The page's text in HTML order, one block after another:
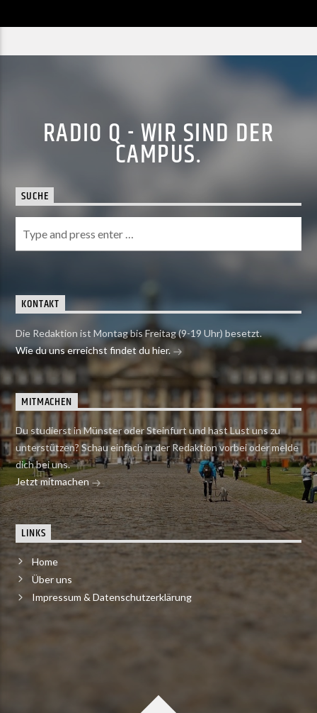
RADIO Q - WIR SIND DER
CAMPUS.
SUCHE
KONTAKT
Die Redaktion ist Montag bis Freitag (9-19 Uhr) besetzt.
Wie du uns erreichst findet du hier.
MITMACHEN
Du studierst in Münster oder Steinfurt und hast Lust uns zu
unterstützen? Schau einfach in der Redaktion vorbei oder melde
dich bei uns.
Jetzt mitmachen
LINKS
Home
Über uns
Impressum & Datenschutzerklärung